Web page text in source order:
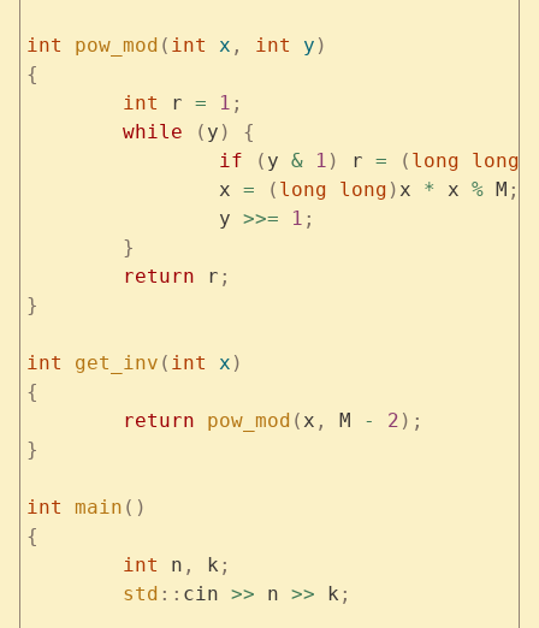
int pow_mod ( int x , int y )
{
	int
r = 1 ;
	while
( y )
{
		if
( y & 1 ) r = ( long long
		x
= ( long long ) x * x % M ;
		y
>>= 1 ;
	}
	return
r ;
}
int get_inv ( int x )
{
	return
pow_mod ( x , M - 2 );
}
int main ()
{
	int
n , k ;
	std
:: cin >> n >> k ;